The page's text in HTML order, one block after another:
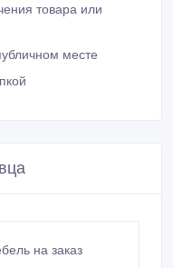
товара или
месте
на заказ